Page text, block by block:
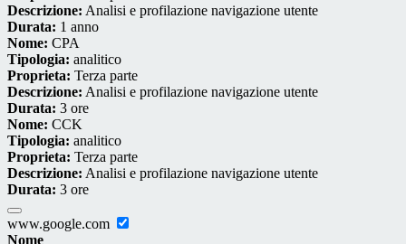
Descrizione: Analisi e profilazione navigazione utente
Durata: 1 anno
Nome: CPA
Tipologia: analitico
Proprieta: Terza parte
Descrizione: Analisi e profilazione navigazione utente
Durata: 3 ore
Nome: CCK
Tipologia: analitico
Proprieta: Terza parte
Descrizione: Analisi e profilazione navigazione utente
Durata: 3 ore
www.google.com
Nome